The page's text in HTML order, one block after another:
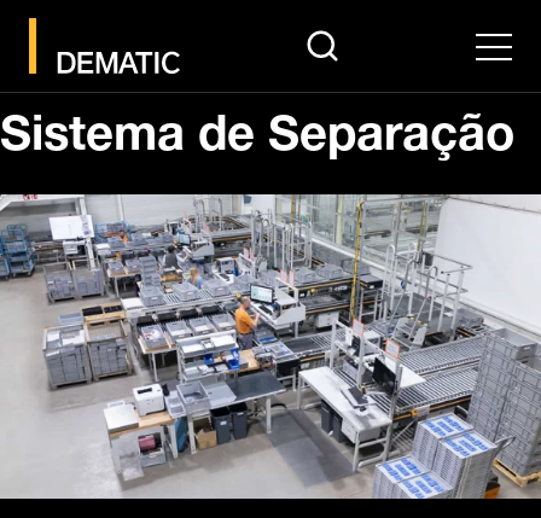
search Menu
Sistema de Separação